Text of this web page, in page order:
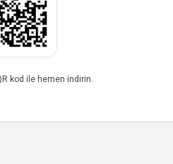
kod ile hemen indirin.